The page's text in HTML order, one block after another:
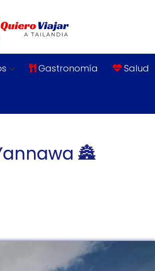
Gastronomía Salud
🏯